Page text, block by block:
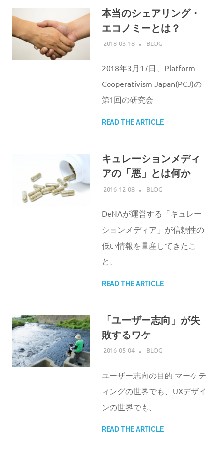
本当のシェアリング・
エコノミーとは？
2018-03-18 ATSUSHI UDAGAWA
BLOG
2018年3月17日、Platform
Cooperativism Japan(PCJ)の
第1回の研究会
READ THE ARTICLE
キュレーションメディ
アの「悪」とは何か
2016-12-08 ATSUSHI UDAGAWA
BLOG
DeNAが運営する「キュレー
ションメディア」が信頼性の
低い情報を量産してきたこ
と、
READ THE ARTICLE
「ユーザー志向」が失
敗するワケ
2016-05-04 ATSUSHI UDAGAWA
BLOG
ユーザー志向の目的 マーケテ
ィングの世界でも、UXデザイ
ンの世界でも、
READ THE ARTICLE